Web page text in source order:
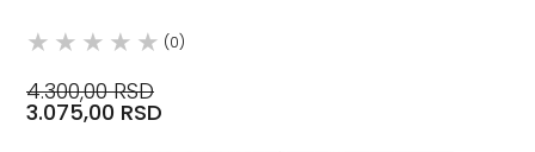
(0)
4.300,00 RSD
3.075,00 RSD